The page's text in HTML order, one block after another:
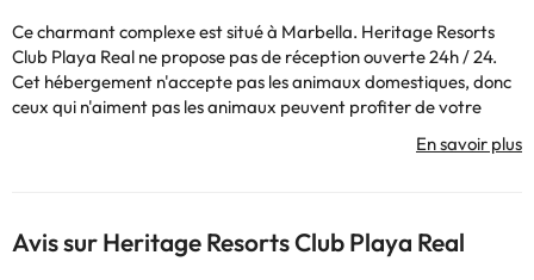
Ce charmant complexe est situé à Marbella. Heritage Resorts
Club Playa Real ne propose pas de réception ouverte 24h / 24.
Cet hébergement n'accepte pas les animaux domestiques, donc
ceux qui n'aiment pas les animaux peuvent profiter de votre
Certains des services indiqués peuvent être payants. Vous
Avis sur Heritage Resorts Club Playa Real